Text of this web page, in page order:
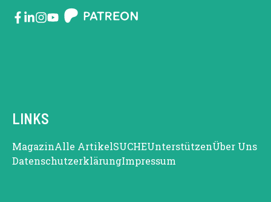
LINKS
MagazinAlle ArtikelSUCHEUnterstützenÜber Uns
DatenschutzerklärungImpressum